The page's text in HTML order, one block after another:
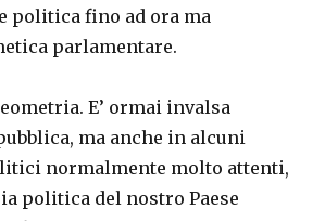
politica fino ad ora ma
parlamentare.
E’ ormai invalsa
ma anche in alcuni
normalmente molto attenti,
politica del nostro Paese